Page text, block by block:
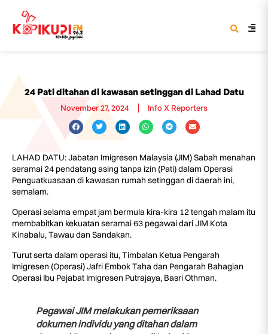
24 Pati ditahan di kawasan setinggan di Lahad Datu
November 27, 2024 Info X Reporters
LAHAD DATU: Jabatan Imigresen Malaysia (JIM) Sabah menahan
seramai 24 pendatang asing tanpa izin (Pati) dalam Operasi
Penguatkuasaan di kawasan rumah setinggan di daerah ini,
semalam.
Operasi selama empat jam bermula kira-kira 12 tengah malam itu
membabitkan kekuatan seramai 63 pegawai dari JIM Kota
Kinabalu, Tawau dan Sandakan.
Turut serta dalam operasi itu, Timbalan Ketua Pengarah
Imigresen (Operasi) Jafri Embok Taha dan Pengarah Bahagian
Operasi Ibu Pejabat Imigresen Putrajaya, Basri Othman.
Pegawai JIM melakukan pemeriksaan
dokumen individu yang ditahan dalam